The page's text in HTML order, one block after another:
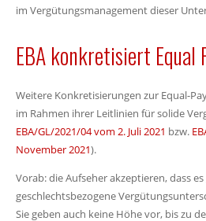
im Vergütungsmanagement dieser
EBA konkretisiert Equal
Weitere Konkretisierungen zur Equal-
im Rahmen ihrer Leitlinien für solide
EBA/GL/2021/04 vom 2. Juli 2021 bzw.
November 2021).
Vorab: die Aufseher akzeptieren, dass
geschlechtsbezogene
Sie geben auch keine Höhe vor, bis zu